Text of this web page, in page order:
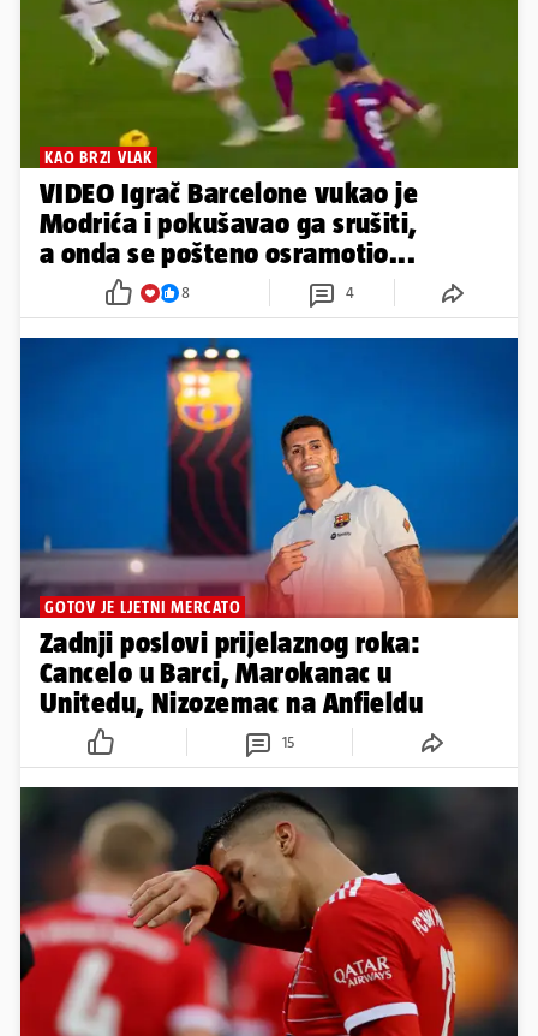
KAO BRZI VLAK
VIDEO Igrač Barcelone vukao je
Modrića i pokušavao ga srušiti,
a onda se pošteno osramotio...
8 4
GOTOV JE LJETNI MERCATO
Zadnji poslovi prijelaznog roka:
Cancelo u Barci, Marokanac u
Unitedu, Nizozemac na Anfieldu
15